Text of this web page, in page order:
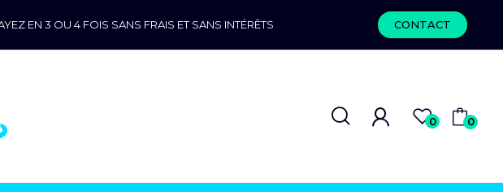
EN 3 OU 4 FOIS SANS FRAIS ET SANS INTÉRÊTS CONTACT
0 0